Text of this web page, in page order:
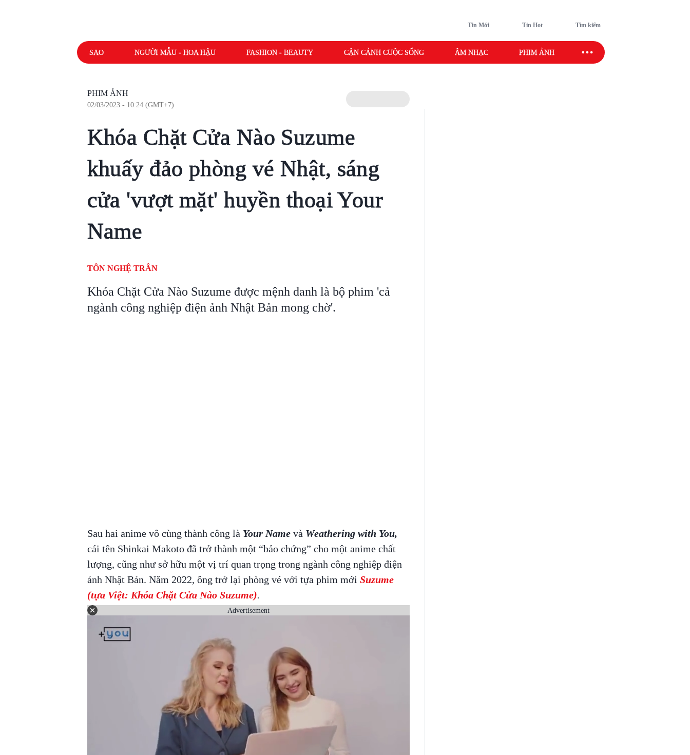
Tin Mới Tin Hot Tìm kiếm
SAO NGƯỜI MẪU - HOA HẬU FASHION - BEAUTY CẬN CẢNH CUỘC SỐNG ÂM NHẠC PHIM ẢNH SAO SPORT
PHIM ẢNH
02/03/2023 - 10:24 (GMT+7)
Khóa Chặt Cửa Nào Suzume
khuấy đảo phòng vé Nhật, sáng
cửa 'vượt mặt' huyền thoại Your
Name
TÔN NGHỆ TRÂN
Khóa Chặt Cửa Nào Suzume được mệnh danh là bộ phim 'cả
ngành công nghiệp điện ảnh Nhật Bản mong chờ'.
Sau hai anime vô cùng thành công là Your Name và Weathering with You,
cái tên Shinkai Makoto đã trở thành một “bảo chứng” cho một anime chất
lượng, cũng như sở hữu một vị trí quan trọng trong ngành công nghiệp điện
ảnh Nhật Bản. Năm 2022, ông trở lại phòng vé với tựa phim mới Suzume
(tựa Việt: Khóa Chặt Cửa Nào Suzume).
Advertisement